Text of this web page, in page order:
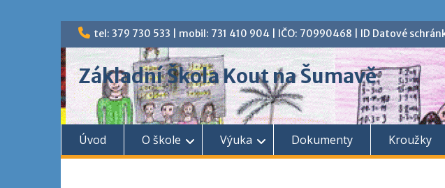
Skip
content
tel: 379 730 533 | mobil: 731 410 904 | IČO: 70990468 | ID Datové
Základní Škola Kout na Šumavě
Úvod O škole Výuka Dokumenty Kroužky